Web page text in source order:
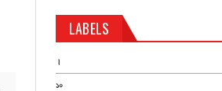
LABELS
।
১০